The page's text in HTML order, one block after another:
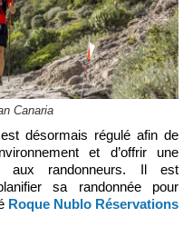
Canaria
et d’offrir une
aux randonneurs. Il est
sa randonnée pour
Roque Nublo Réservations